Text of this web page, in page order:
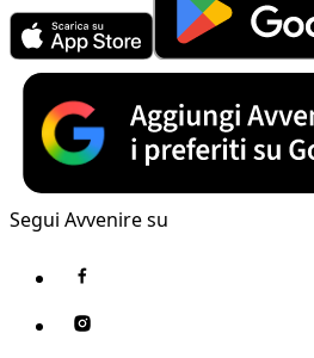
Segui Avvenire su